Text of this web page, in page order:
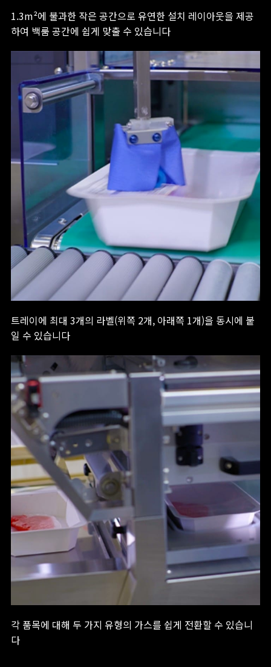
1.3m²에 불과한 작은 공간으로 유연한 설치 레이아웃을 제공
하여 백룸 공간에 쉽게 맞출 수 있습니다
트레이에 최대 3개의 라벨(위쪽 2개, 아래쪽 1개)을 동시에 붙
일 수 있습니다
각 품목에 대해 두 가지 유형의 가스를 쉽게 전환할 수 있습니
다